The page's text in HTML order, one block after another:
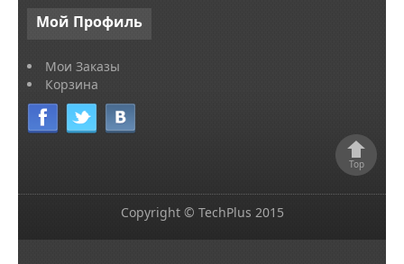
Мой Профиль
Мои Заказы
Корзина
Top
Copyright © TechPlus 2015